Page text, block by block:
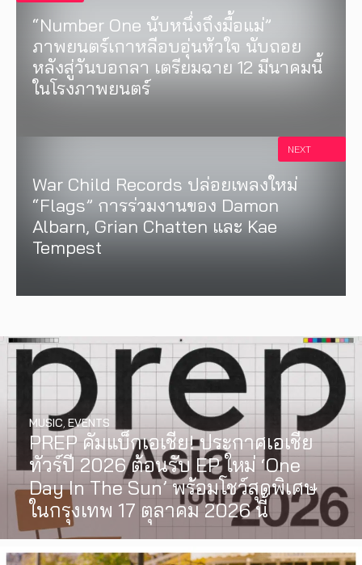
“Number One นับหนึ่งถึงมื้อแม่”
ภาพยนตร์เกาหลีอบอุ่นหัวใจ นับถอย
หลังสู่วันบอกลา เตรียมฉาย 12 มีนาคมนี้
ในโรงภาพยนตร์
War Child Records ปล่อยเพลงใหม่
“Flags” การร่วมงานของ Damon
Albarn, Grian Chatten และ Kae
Tempest
NEXT
PREP คัมแบ็กเอเชีย! ประกาศเอเชีย
ทัวร์ปี 2026 ต้อนรับ EP ใหม่ ‘One
Day In The Sun’ พร้อมโชว์สุดพิเศษ
ในกรุงเทพ 17 ตุลาคม 2026 นี้
MUSIC EVENTS